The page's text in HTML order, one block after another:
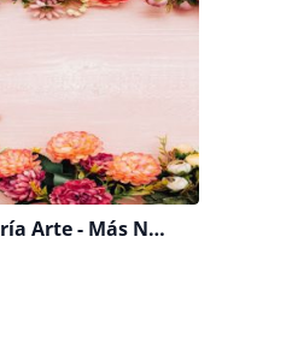
Florería Arte - Más Naturaleza